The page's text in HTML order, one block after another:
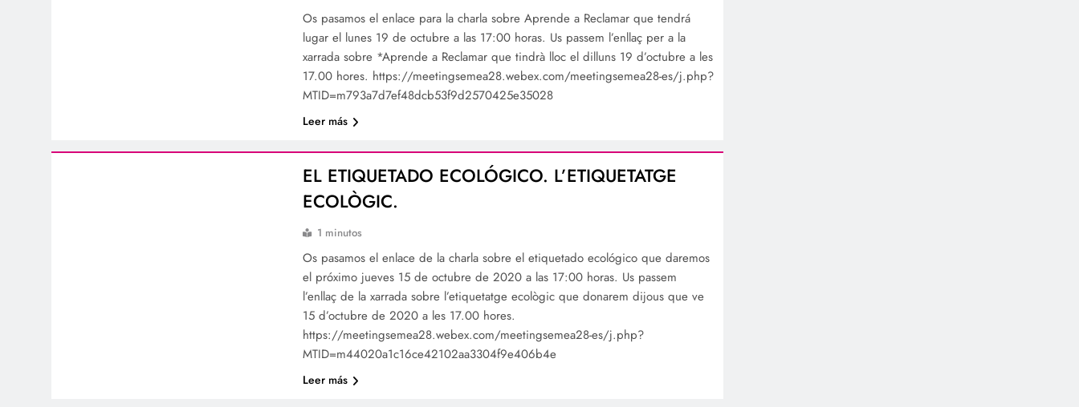
Os pasamos el enlace para la charla sobre Aprende a Reclamar que tendrá
lugar el lunes 19 de octubre a las 17:00 horas. Us passem l’enllaç per a la
xarrada sobre *Aprende a Reclamar que tindrà lloc el dilluns 19 d’octubre a les
17.00 hores. https://meetingsemea28.webex.com/meetingsemea28-es/j.php?
MTID=m793a7d7ef48dcb53f9d2570425e35028
Leer más
EL ETIQUETADO ECOLÓGICO. L’ETIQUETATGE
ECOLÒGIC.
1 minutos
Os pasamos el enlace de la charla sobre el etiquetado ecológico que daremos
el próximo jueves 15 de octubre de 2020 a las 17:00 horas. Us passem
l’enllaç de la xarrada sobre l’etiquetatge ecològic que donarem dijous que ve
15 d’octubre de 2020 a les 17.00 hores.
https://meetingsemea28.webex.com/meetingsemea28-es/j.php?
MTID=m44020a1c16ce42102aa3304f9e406b4e
Leer más